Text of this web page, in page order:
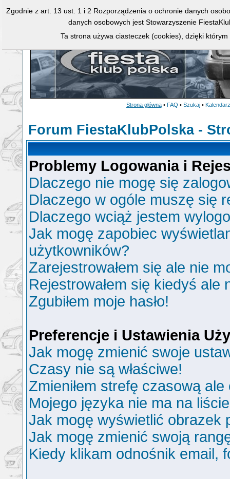
Strona główna • FAQ • Szukaj • Kalendarz
Forum FiestaKlubPolska -
Problemy Logowania i
Dlaczego nie mogę się
Dlaczego w ogóle muszę się
Dlaczego wciąż jestem
Jak mogę zapobiec
użytkowników?
Zarejestrowałem się ale nie
Rejestrowałem się kiedyś ale
Zgubiłem moje hasło!
Preferencje i Ustawienia
Jak mogę zmienić swoje
Czasy nie są właściwe!
Zmieniłem strefę czasową
Mojego języka nie ma na
Jak mogę wyświetlić obrazek
Jak mogę zmienić swoją
Kiedy klikam odnośnik email,
Zgodnie z art. 13 ust. 1 i 2 Rozporządzenia o ochronie danych
danych osobowych jest Stowarzyszenie
Ta strona używa ciasteczek (cookies), dzięki